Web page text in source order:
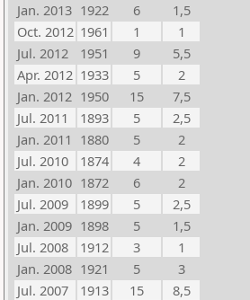
Jan. 2013 1922 6
1,5
Oct. 2012 1961 1
1
Jul. 2012
1951 9
5,5
Apr. 2012 1933 5
2
Jan. 2012 1950 15
7,5
Jul. 2011
1893 5
2,5
Jan. 2011 1880 5
2
Jul. 2010
1874 4
2
Jan. 2010 1872 6
2
Jul. 2009
1899 5
2,5
Jan. 2009 1898 5
1,5
Jul. 2008
1912 3
1
Jan. 2008 1921 5
3
Jul. 2007
1913 15
8,5